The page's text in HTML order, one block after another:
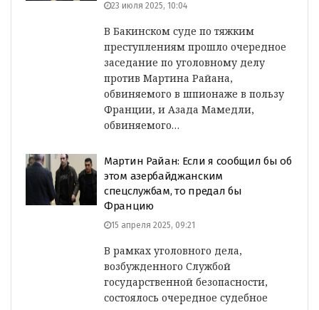
23 июля 2025, 10:04
В Бакинском суде по тяжким
преступлениям прошло очередное
заседание по уголовному делу
против Мартина Райана,
обвиняемого в шпионаже в пользу
Франции, и Азада Мамедли,
обвиняемого…
Мартин Райан: Если я сообщил бы об
этом азербайджанским
спецслужбам, то предал бы
Францию
15 апреля 2025, 09:21
В рамках уголовного дела,
возбужденного Службой
государственной безопасности,
состоялось очередное судебное